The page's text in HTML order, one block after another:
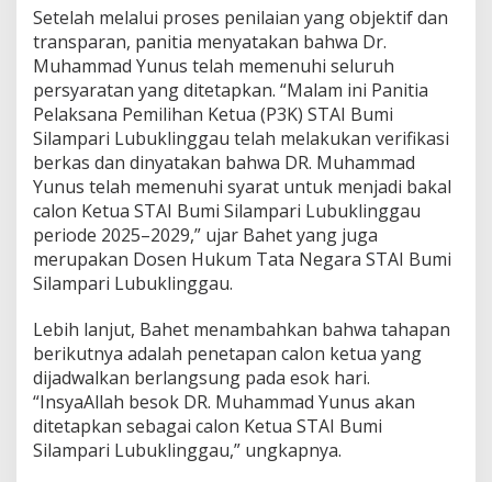
n
g
a
u
O
e
h
P
a
n
i
t
i
P
e
a
k
s
a
Setelah melalui proses penilaian yang objektif dan
transparan, panitia menyatakan bahwa Dr.
Muhammad Yunus telah memenuhi seluruh
persyaratan yang ditetapkan. “Malam ini Panitia
Pelaksana Pemilihan Ketua (P3K) STAI Bumi
Silampari Lubuklinggau telah melakukan verifikasi
berkas dan dinyatakan bahwa DR. Muhammad
Yunus telah memenuhi syarat untuk menjadi bakal
calon Ketua STAI Bumi Silampari Lubuklinggau
periode 2025–2029,” ujar Bahet yang juga
merupakan Dosen Hukum Tata Negara STAI Bumi
Silampari Lubuklinggau.
Lebih lanjut, Bahet menambahkan bahwa tahapan
berikutnya adalah penetapan calon ketua yang
dijadwalkan berlangsung pada esok hari.
“InsyaAllah besok DR. Muhammad Yunus akan
ditetapkan sebagai calon Ketua STAI Bumi
Silampari Lubuklinggau,” ungkapnya.